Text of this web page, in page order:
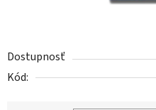
Dostupnosť
Kód: